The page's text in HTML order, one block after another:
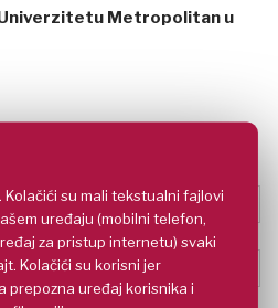
Univerzitetu Metropolitan u
su mali tekstualni fajlovi
uređaju (mobilni telefon,
za pristup internetu) svaki
Kolačići su korisni jer
prepozna uređaj korisnika i